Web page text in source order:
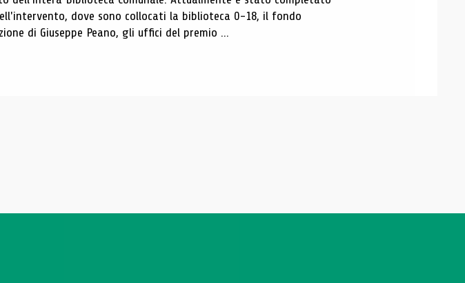
dove sono collocati la biblioteca 0-18, il fondo
di Giuseppe Peano, gli uffici del premio ...